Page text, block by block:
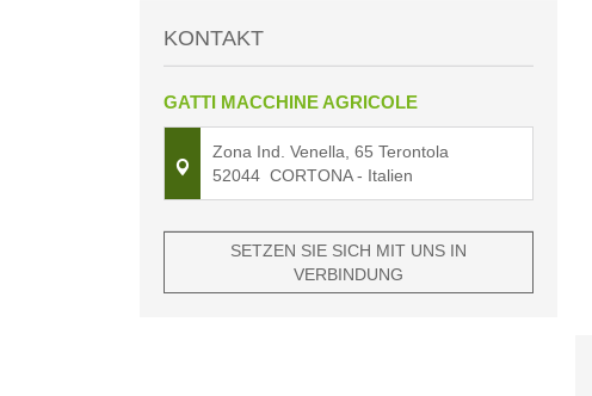
KONTAKT
GATTI MACCHINE AGRICOLE
Zona Ind. Venella, 65 Terontola
52044 CORTONA- Italien
SETZEN SIE SICH MIT UNS IN
VERBINDUNG